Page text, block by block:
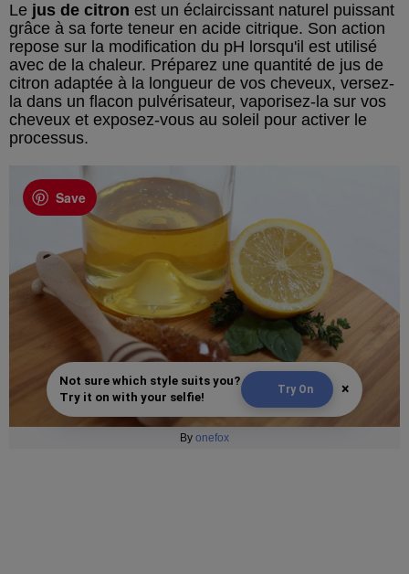
Le jus de citron est un éclaircissant naturel puissant
grâce à sa forte teneur en acide citrique. Son action
repose sur la modification du pH lorsqu'il est utilisé
avec de la chaleur. Préparez une quantité de jus de
citron adaptée à la longueur de vos cheveux, versez-
la dans un flacon pulvérisateur, vaporisez-la sur vos
cheveux et exposez-vous au soleil pour activer le
processus.
Save
Not sure which style suits you?
Try it on with your selfie!
Try On ×
By onefox